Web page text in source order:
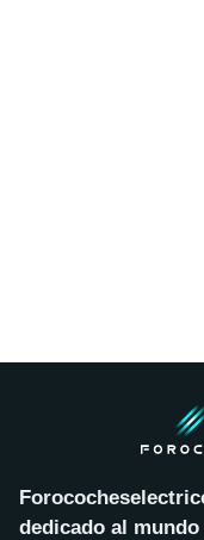
dedicado al